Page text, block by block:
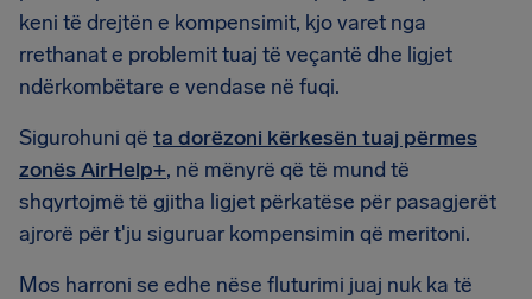
keni të drejtën e kompensimit, kjo varet nga
rrethanat e problemit tuaj të veçantë dhe ligjet
ndërkombëtare e vendase në fuqi.
Sigurohuni që ta dorëzoni kërkesën tuaj përmes
zonës AirHelp+, në mënyrë që të mund të
shqyrtojmë të gjitha ligjet përkatëse për pasagjerët
ajrorë për t'ju siguruar kompensimin që meritoni.
Mos harroni se edhe nëse fluturimi juaj nuk ka të